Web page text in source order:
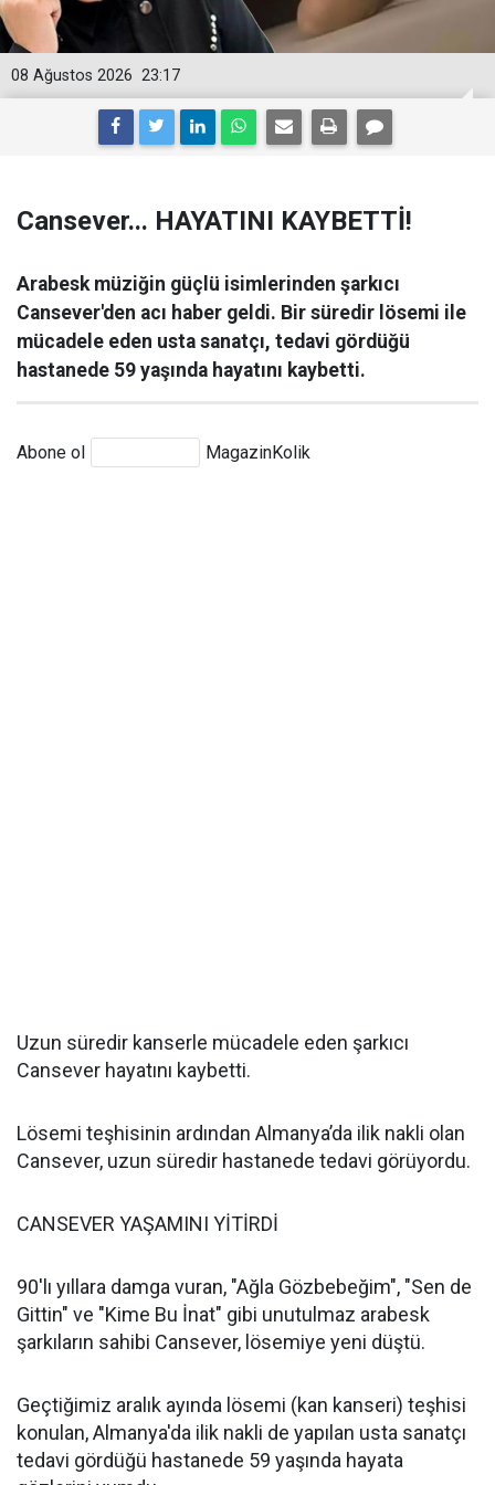
23:17
08 Ağustos 2026
Cansever... HAYATINI KAYBETTİ!
Arabesk müziğin güçlü isimlerinden şarkıcı
Cansever'den acı haber geldi. Bir süredir lösemi ile
mücadele eden usta sanatçı, tedavi gördüğü
hastanede 59 yaşında hayatını kaybetti.
Abone ol MagazinKolik
Uzun süredir kanserle mücadele eden şarkıcı
Cansever hayatını kaybetti.
Lösemi teşhisinin ardından Almanya’da ilik nakli olan
Cansever, uzun süredir hastanede tedavi görüyordu.
CANSEVER YAŞAMINI YİTİRDİ
90'lı yıllara damga vuran, "Ağla Gözbebeğim", "Sen de
Gittin" ve "Kime Bu İnat" gibi unutulmaz arabesk
şarkıların sahibi Cansever, lösemiye yeni düştü.
Geçtiğimiz aralık ayında lösemi (kan kanseri) teşhisi
konulan, Almanya'da ilik nakli de yapılan usta sanatçı
tedavi gördüğü hastanede 59 yaşında hayata